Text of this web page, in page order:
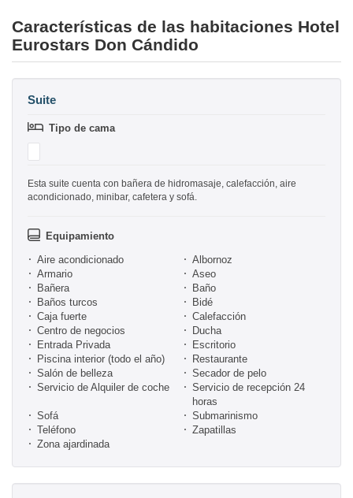
Características de las habitaciones Hotel
Eurostars Don Cándido
Suite
Tipo de cama
Esta suite cuenta con bañera de hidromasaje, calefacción, aire
acondicionado, minibar, cafetera y sofá.
Equipamiento
Aire acondicionado
Albornoz
Armario
Aseo
Bañera
Baño
Baños turcos
Bidé
Caja fuerte
Calefacción
Centro de negocios
Ducha
Entrada Privada
Escritorio
Piscina interior (todo el año)
Restaurante
Salón de belleza
Secador de pelo
Servicio de Alquiler de coche
Servicio de recepción 24
horas
Sofá
Submarinismo
Teléfono
Zapatillas
Zona ajardinada